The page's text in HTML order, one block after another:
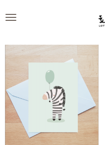
direct
de
hoofdinhoud